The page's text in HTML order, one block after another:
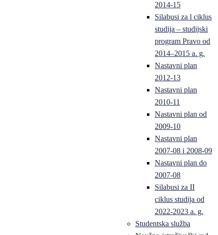
2014-15
Silabusi za l ciklus
studija – studijski
program Pravo od
2014–2015 a. g.
Nastavni plan
2012-13
Nastavni plan
2010-11
Nastavni plan od
2009-10
Nastavni plan
2007-08 i 2008-09
Nastavni plan do
2007-08
Silabusi za II
ciklus studija od
2022-2023 a. g.
Studentska služba